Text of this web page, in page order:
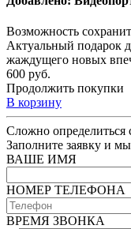
Возможность
Актуальный подарок
жаждущего новых
600 руб.
Продолжить покупки
В корзину
Сложно определиться
Заполните заявку и
ВАШЕ ИМЯ
НОМЕР ТЕЛЕФОНА
ВРЕМЯ ЗВОНКА